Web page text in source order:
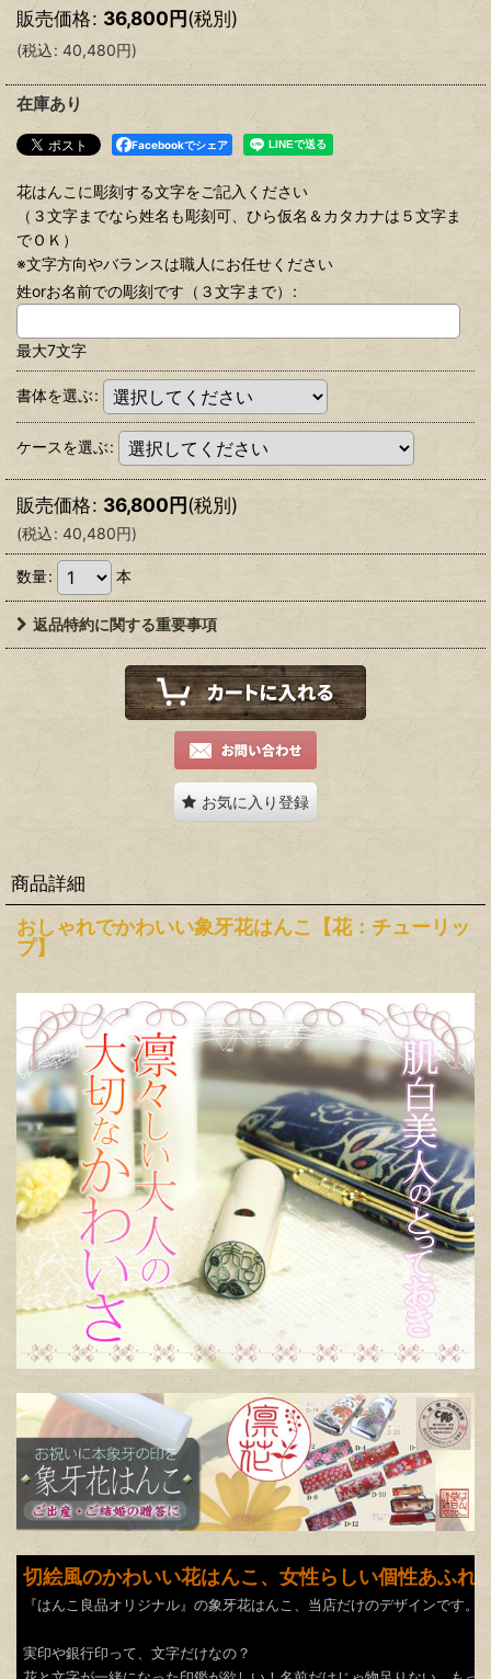
販売価格: 36,800円(税別)
(税込: 40,480円)
在庫あり
Facebookでシェア
花はんこに彫刻する文字をご記入ください
（３文字までなら姓名も彫刻可、ひら仮名＆カタカナは５文字ま
でＯＫ）
※文字方向やバランスは職人にお任せください
姓orお名前での彫刻です（３文字まで）
:
最大7文字
書体を選ぶ:
ケースを選ぶ:
販売価格: 36,800円(税別)
(税込: 40,480円)
数量: 本
返品特約に関する重要事項
お気に入り登録
商品詳細
おしゃれでかわいい象牙花はんこ【花：チューリッ
プ】
切絵風のかわいい花はんこ 、女性らしい個性あふれ
『はんこ良品オリジナル』の象牙花はんこ、当店だけのデザインです。
実印や銀行印って、文字だけなの？